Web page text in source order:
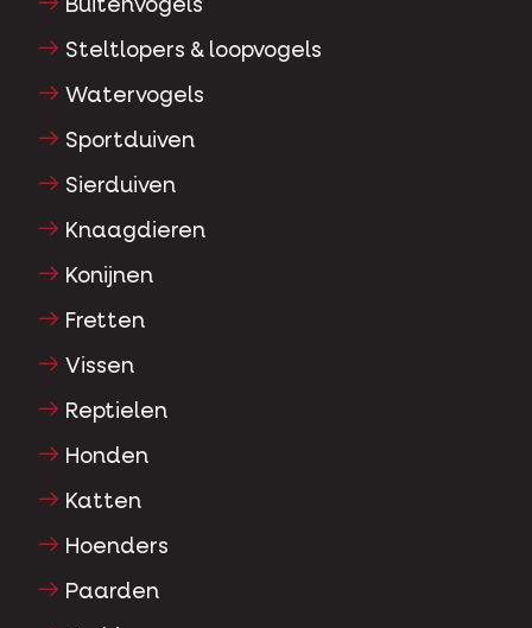
Buitenvogels
Steltlopers & loopvogels
Watervogels
Sportduiven
Sierduiven
Knaagdieren
Konijnen
Fretten
Vissen
Reptielen
Honden
Katten
Hoenders
Paarden